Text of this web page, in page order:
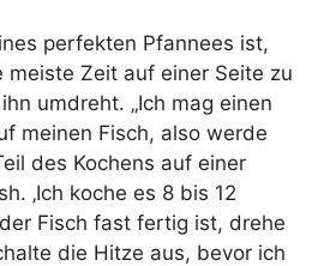
perfekten Pfannees ist,
meiste Zeit auf einer Seite zu
umdreht. „Ich mag einen
meinen Fisch, also werde
des Kochens auf einer
‚Ich koche es 8 bis 12
Fisch fast fertig ist, drehe
die Hitze aus, bevor ich